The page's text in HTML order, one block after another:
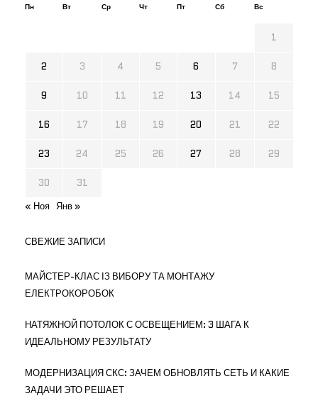
Пн Вт Ср Чт Пт Сб Вс
1
2 3 4 5 6 7 8
9 10 11 12 13 14 15
16 17 18 19 20 21 22
23 24 25 26 27 28 29
30
31
« Ноя Янв »
СВЕЖИЕ ЗАПИСИ
МАЙСТЕР-КЛАС ІЗ ВИБОРУ ТА МОНТАЖУ
ЕЛЕКТРОКОРОБОК
НАТЯЖНОЙ ПОТОЛОК С ОСВЕЩЕНИЕМ: 3 ШАГА К
ИДЕАЛЬНОМУ РЕЗУЛЬТАТУ
МОДЕРНИЗАЦИЯ СКС: ЗАЧЕМ ОБНОВЛЯТЬ СЕТЬ И КАКИЕ
ЗАДАЧИ ЭТО РЕШАЕТ